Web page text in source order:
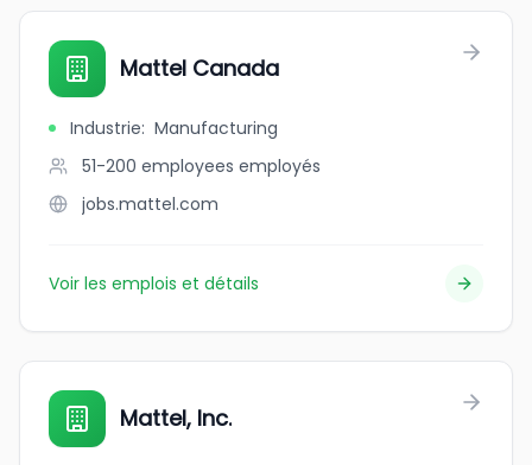
Mattel Canada
Industrie: Manufacturing
51-200 employees employés
jobs.mattel.com
Voir les emplois et détails
Mattel, Inc.